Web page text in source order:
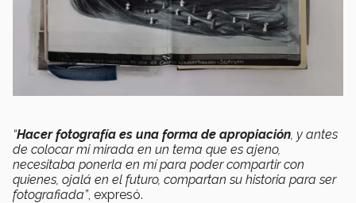
“Hacer fotografía es una forma de apropiación , y antes
de colocar mi mirada en un tema que es ajeno,
necesitaba ponerla en mí para poder compartir con
quienes, ojalá en el futuro, compartan su historia para ser
fotografiada”, expresó.